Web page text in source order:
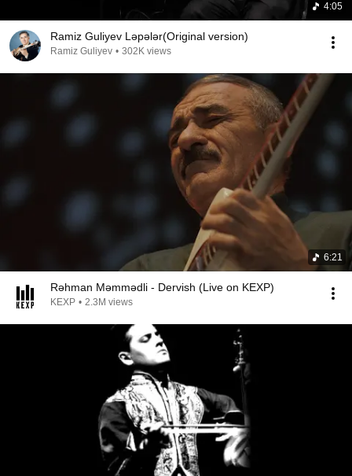
4:05
Ramiz Guliyev Ləpələr(Original version)
Ramiz Guliyev • 302K views
6:21
Rəhman Məmmədli - Dervish (Live on KEXP)
KEXP • 2.3M views